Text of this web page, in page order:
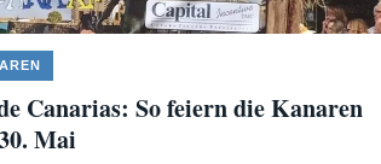
Canarias: So feiern die Kanaren
Mai